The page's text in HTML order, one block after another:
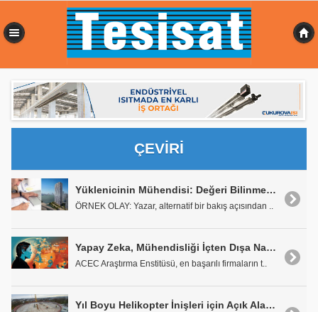
ÇEVİRİ
Yüklenicinin Mühendisi: Değeri Bilinmeyen Bir Katkıda Bulunan
ÖRNEK OLAY: Yazar, alternatif bir bakış açısından ..
Yapay Zeka, Mühendisliği İçten Dışa Nasıl Yeniden Şekillendiriyor?
ACEC Araştırma Enstitüsü, en başarılı firmaların t..
Yıl Boyu Helikopter İnişleri için Açık Alan Isıtması
0,426 sn